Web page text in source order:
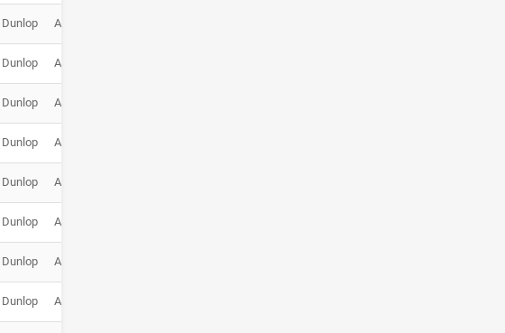
Dunlop Ausfall
Dunlop Ausfall
Dunlop Ausfall
Dunlop Ausfall
Dunlop Ausfall
Dunlop Ausfall
Dunlop Ausfall
Dunlop Ausfall